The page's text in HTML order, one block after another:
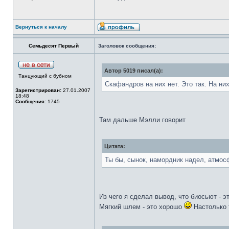
Вернуться к началу
Семьдесят Первый Заголовок сообщения:
Танцующий с бубном
Зарегистрирован: 27.01.2007
18:48
Сообщения: 1745
Автор 5019 писал(а):
Скафандров на них нет. Это так. На
Там дальше Мэлли говорит
Цитата:
Ты бы, сынок, намордник надел,
Из чего я сделал вывод, что биосьют -
Мягкий шлем - это хорошо